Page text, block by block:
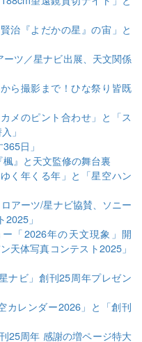
治『よだかの星』の宙」と
ツ／星ナビ出展、天文関係
ら撮影まで！ひな祭り皆既
メのピント合わせ」と「ス
」
日」
』と天文監修の舞台裏
く年くる年」と「星空ハン
アーツ/星ナビ協賛、ソニー
2025」
「2026年の天文現象」開
天体写真コンテスト2025」
ナビ」創刊25周年プレゼン
カレンダー2026」と「創刊
25周年 感謝の増ページ特大